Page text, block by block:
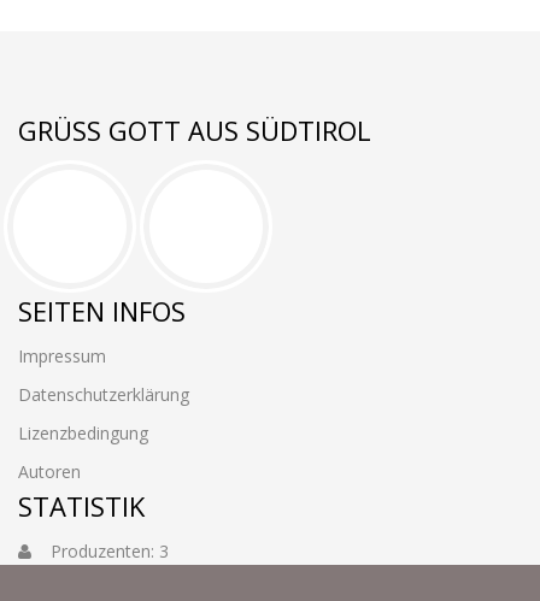
GRÜSS GOTT AUS SÜDTIROL
SEITEN INFOS
Impressum
Datenschutzerklärung
Lizenzbedingung
Autoren
STATISTIK
Produzenten: 3